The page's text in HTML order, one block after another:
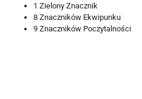
1 Zielony Znacznik
8 Znaczników Ekwipunku
9 Znaczników Poczytalności